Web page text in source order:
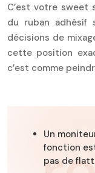
C’est votre sweet
du ruban adhésif
décisions de
cette position
c’est comme
Un
fonction
pas de